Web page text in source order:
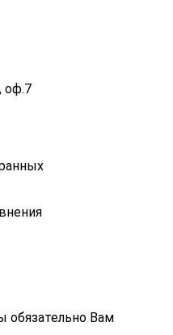
оф.7
обязательно Вам